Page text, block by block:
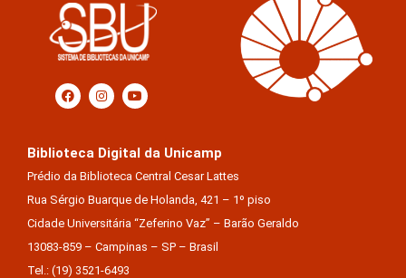
Biblioteca Digital da Unicamp
Prédio da Biblioteca Central Cesar Lattes
Rua Sérgio Buarque de Holanda, 421 – 1º piso
Cidade Universitária “Zeferino Vaz” – Barão Geraldo
13083-859 – Campinas – SP – Brasil
Tel.: (19) 3521-6493